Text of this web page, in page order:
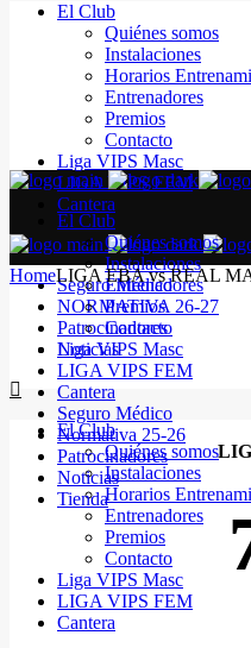
El Club
Quiénes somos
Instalaciones
Horarios
Entrenadores
Premios
Contacto
Liga VIPS Masc
LIGA VIPS FEM
Cantera
Seguro Médico
NORMATIVA 26-27
Patrocinadores
Noticias
El Club
Quiénes somos
Instalaciones
Horarios
Entrenadores
Premios
Contacto
Liga VIPS Masc
LIGA VIPS FEM
Cantera
El Club
Quiénes somos
Instalaciones
Entrenadores
Premios
Contacto
Liga VIPS Masc
LIGA VIPS FEM
Cantera
Seguro Médico
Normativa 25-26
Patrocinadores
Noticias
Tienda
HomeLIGA EBA vs REAL